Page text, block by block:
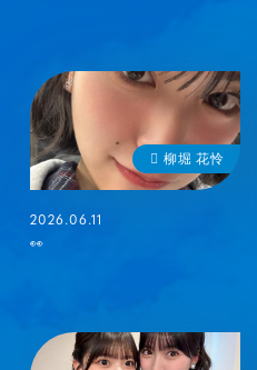
柳堀 花怜
2026.06.11
👀